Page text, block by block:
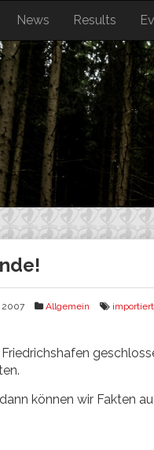
News Results
2007 Allgemein importiert
können wir Fakten